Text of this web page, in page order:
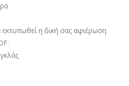
η δική σας αφιέρωση.